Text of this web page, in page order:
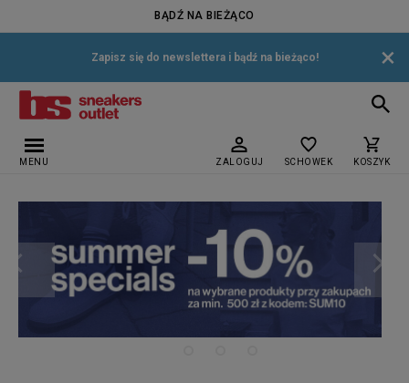
BĄDŹ NA BIEŻĄCO
Zapisz się do newslettera i bądź na bieżąco! ×
MENU ZALOGUJ SCHOWEK KOSZYK